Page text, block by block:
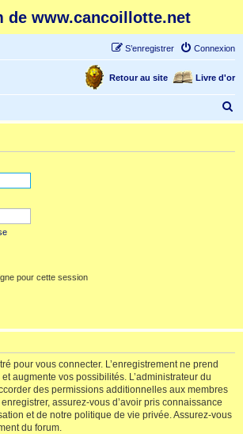
de www.cancoillotte.net
Connexion
S’enregistrer
Livre d'or
Retour au site
e
pour cette session
pour vous connecter. L’enregistrement ne prend
augmente vos possibilités. L’administrateur du
des permissions additionnelles aux membres
assurez-vous d’avoir pris connaissance
et de notre politique de vie privée. Assurez-vous
du forum.